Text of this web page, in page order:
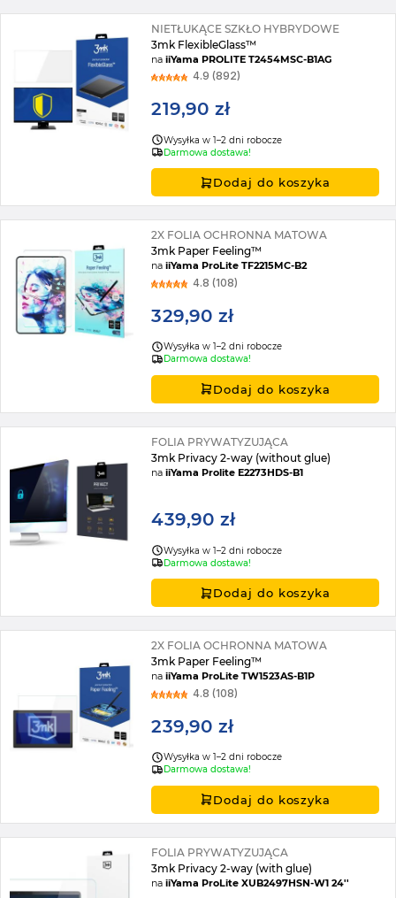
NIETŁUKĄCE SZKŁO HYBRYDOWE
3mk FlexibleGlass™
naiiYama PROLITE T2454MSC-B1AG
4.9 (892)
219,90 zł
Wysyłka w 1–2 dni robocze
Darmowa dostawa!
Dodaj do koszyka
2X FOLIA OCHRONNA MATOWA
3mk Paper Feeling™
naiiYama ProLite TF2215MC-B2
4.8 (108)
329,90 zł
Wysyłka w 1–2 dni robocze
Darmowa dostawa!
Dodaj do koszyka
FOLIA PRYWATYZUJĄCA
3mk Privacy 2-way (without glue)
naiiYama Prolite E2273HDS-B1
439,90 zł
Wysyłka w 1–2 dni robocze
Darmowa dostawa!
Dodaj do koszyka
2X FOLIA OCHRONNA MATOWA
3mk Paper Feeling™
naiiYama ProLite TW1523AS-B1P
4.8 (108)
239,90 zł
Wysyłka w 1–2 dni robocze
Darmowa dostawa!
Dodaj do koszyka
FOLIA PRYWATYZUJĄCA
3mk Privacy 2-way (with glue)
naiiYama ProLite XUB2497HSN-W1 24''